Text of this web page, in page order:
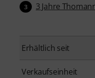
3 3 Jahre
Erhältlich seit
Verkaufseinheit